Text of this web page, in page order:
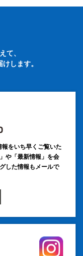
て、
します。
をいち早くご覧いた
や「最新情報」を会
した情報もメールで